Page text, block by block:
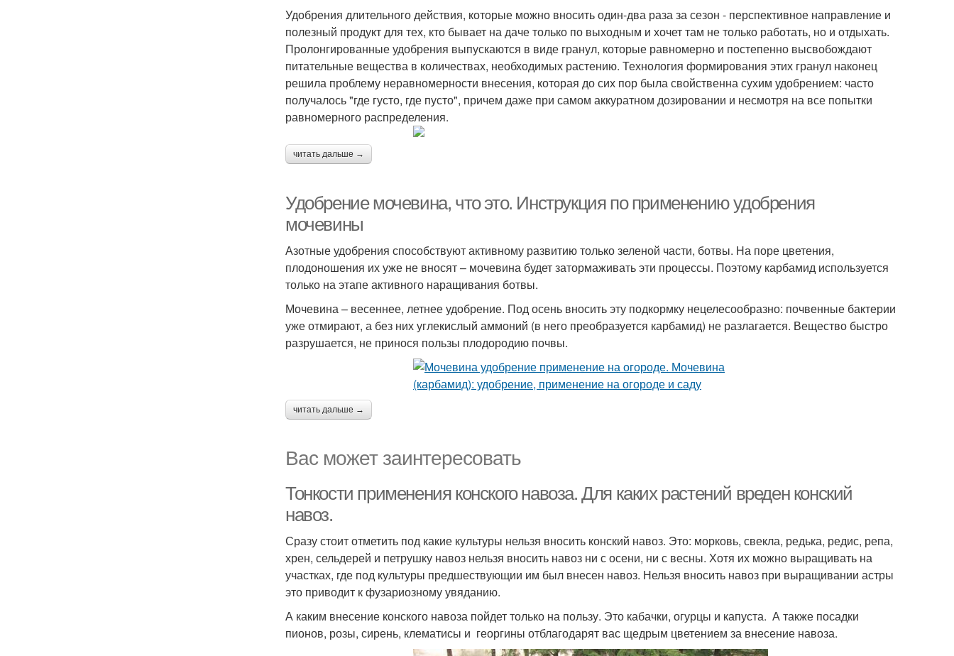
Удобрения длительного действия, которые можно вносить один-два раза за сезон - перспективное направление и
полезный продукт для тех, кто бывает на даче только по выходным и хочет там не только работать, но и отдыхать.
Пролонгированные удобрения выпускаются в виде гранул, которые равномерно и постепенно высвобождают
питательные вещества в количествах, необходимых растению. Технология формирования этих гранул наконец
решила проблему неравномерности внесения, которая до сих пор была свойственна сухим удобрением: часто
получалось "где густо, где пусто", причем даже при самом аккуратном дозировании и несмотря на все попытки
равномерного распределения.
читать дальше →
Удобрение мочевина, что это. Инструкция по применению удобрения
мочевины
Азотные удобрения способствуют активному развитию только зеленой части, ботвы. На поре цветения,
плодоношения их уже не вносят – мочевина будет затормаживать эти процессы. Поэтому карбамид используется
только на этапе активного наращивания ботвы.
Мочевина – весеннее, летнее удобрение. Под осень вносить эту подкормку нецелесообразно: почвенные бактерии
уже отмирают, а без них углекислый аммоний (в него преобразуется карбамид) не разлагается. Вещество быстро
разрушается, не принося пользы плодородию почвы.
читать дальше →
Вас может заинтересовать
Тонкости применения конского навоза. Для каких растений вреден конский
навоз.
Сразу стоит отметить под какие культуры нельзя вносить конский навоз. Это: морковь, свекла, редька, редис, репа,
хрен, сельдерей и петрушку навоз нельзя вносить навоз ни с осени, ни с весны. Хотя их можно выращивать на
участках, где под культуры предшествующии им был внесен навоз. Нельзя вносить навоз при выращивании астры
это приводит к фузариозному увяданию.
А каким внесение конского навоза пойдет только на пользу. Это кабачки, огурцы и капуста. А также посадки
пионов, розы, сирень, клематисы и георгины отблагодарят вас щедрым цветением за внесение навоза.